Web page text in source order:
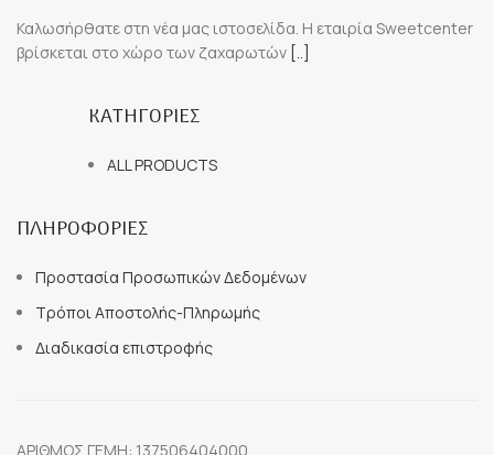
Καλωσήρθατε στη νέα μας ιστοσελίδα. Η εταιρία Sweetcenter
βρίσκεται στο χώρο των ζαχαρωτών [..]
ΚΑΤΗΓΟΡΙΕΣ
ALL PRODUCTS
ΠΛΗΡΟΦΟΡΙΕΣ
Προστασία Προσωπικών Δεδομένων
Τρόποι Αποστολής-Πληρωμής
Διαδικασία επιστροφής
ΑΡΙΘΜΟΣ ΓΕΜΗ: 137506404000